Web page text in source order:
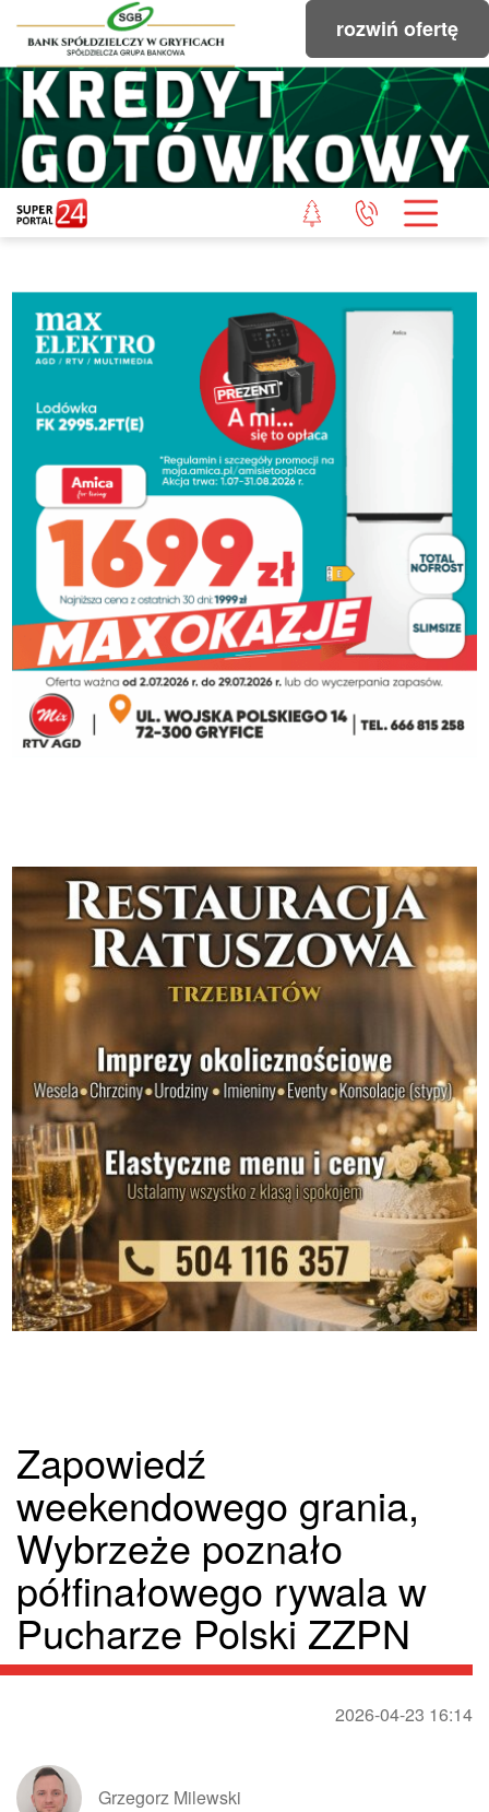
rozwiń ofertę
Zapowiedź
weekendowego grania,
Wybrzeże poznało
półfinałowego rywala w
Pucharze Polski ZZPN
2026-04-23 16:14
Grzegorz Milewski
STRONA GŁÓWNA
POWIAT GRYFICKI
WIADOMOŚCI Z LASU
STUDIO SUPERPORTALU
REDAKCJA
REGULAMIN